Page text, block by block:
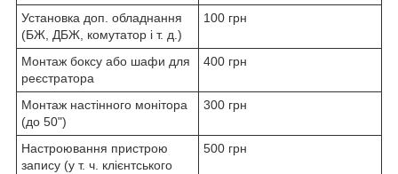
Установка доп. обладнання
(БЖ, ДБЖ, комутатор і т. д.)
100 грн
Монтаж боксу або шафи для
реєстратора
400 грн
Монтаж настінного монітора
(до 50")
300 грн
Настроювання пристрою
запису (у т. ч. клієнтського
500 грн